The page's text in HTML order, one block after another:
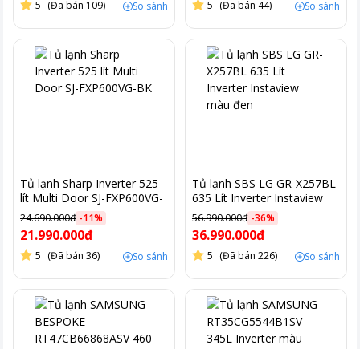
5 (Đã bán 109) So sánh 5 (Đã bán 44) So sánh
Tủ lạnh Sharp Inverter 525
lít Multi Door SJ-FXP600VG-
BK
24.690.000đ -11%
21.990.000đ
5 (Đã bán 36) So sánh
Tủ lạnh SBS LG GR-X257BL
635 Lít Inverter Instaview
màu đen
56.990.000đ -36%
36.990.000đ
5 (Đã bán 226) So sánh